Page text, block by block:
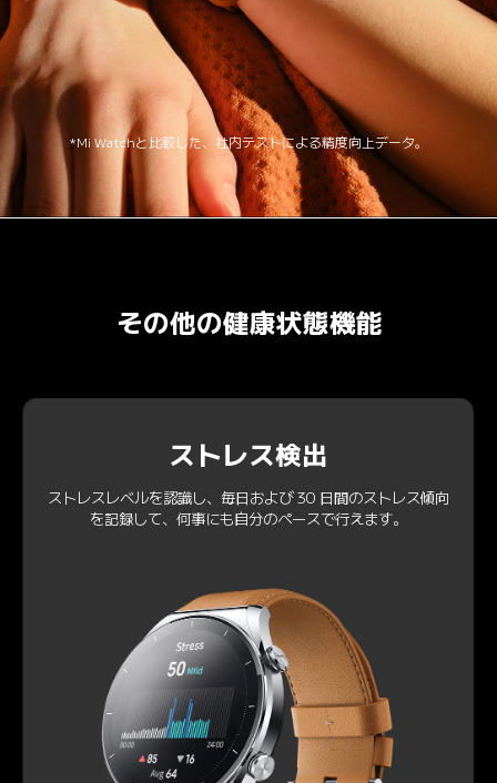
*Mi Watchと比較した、社内テストによる精度向上データ。
その他の健康状態機能
ストレス検出
ストレスレベルを認識し、毎日および 30 日間のストレス傾向
を記録して、何事にも自分のペースで行えます。